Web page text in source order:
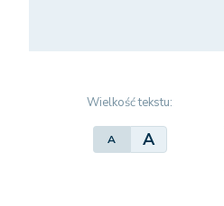
Wielkość tekstu:
A A